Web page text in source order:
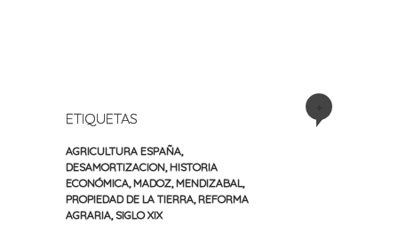
ETIQUETAS
AGRICULTURA ESPAÑA
DESAMORTIZACION HISTORIA
ECONÓMICA MADOZ MENDIZABAL
PROPIEDAD DE LA TIERRA REFORMA
AGRARIA SIGLO XIX